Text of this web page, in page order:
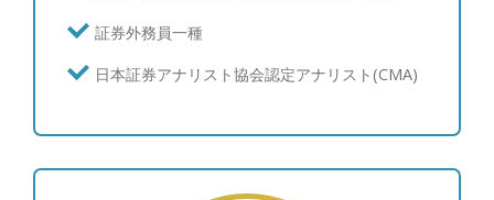
証券外務員一種
日本証券アナリスト協会認定アナリスト(CMA)